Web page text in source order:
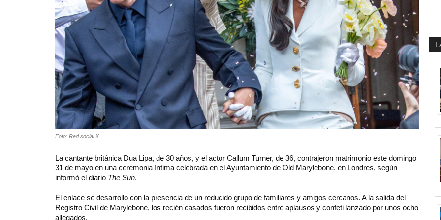
Foto: Red social X
La cantante británica Dua Lipa, de 30 años, y el actor Callum Turner, de 36, contrajeron matrimonio este domingo
31 de mayo en una ceremonia íntima celebrada en el Ayuntamiento de Old Marylebone, en Londres, según
informó el diario The Sun.
El enlace se desarrolló con la presencia de un reducido grupo de familiares y amigos cercanos. A la salida del
Registro Civil de Marylebone, los recién casados fueron recibidos entre aplausos y confeti lanzado por unos ocho
allegados.